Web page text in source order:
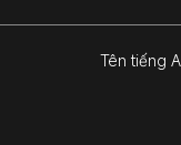
Tên tiếng